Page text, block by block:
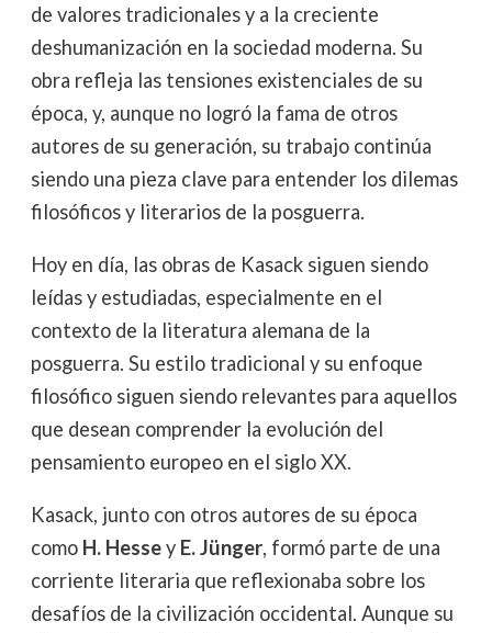
de valores tradicionales y a la creciente
deshumanización en la sociedad moderna. Su
obra refleja las tensiones existenciales de su
época, y, aunque no logró la fama de otros
autores de su generación, su trabajo continúa
siendo una pieza clave para entender los dilemas
filosóficos y literarios de la posguerra.
Hoy en día, las obras de Kasack siguen siendo
leídas y estudiadas, especialmente en el
contexto de la literatura alemana de la
posguerra. Su estilo tradicional y su enfoque
filosófico siguen siendo relevantes para aquellos
que desean comprender la evolución del
pensamiento europeo en el siglo XX.
Kasack, junto con otros autores de su época
como H. Hessey E. Jünger, formó parte de una
corriente literaria que reflexionaba sobre los
desafíos de la civilización occidental. Aunque su